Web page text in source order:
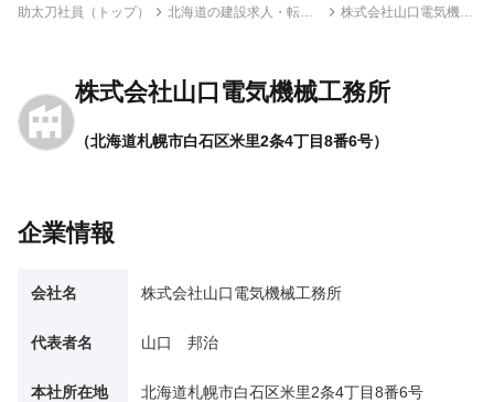
助太刀社員（トップ）
北海道の建設求人・転職
株式会社山口電気機械
株式会社山口電気機械工務所
（北海道札幌市白石区米里2条4丁目8番6号）
企業情報
会社名 株式会社山口電気機械工務所
代表者名 山口 邦治
本社所在地 北海道札幌市白石区米里2条4丁目8番6号